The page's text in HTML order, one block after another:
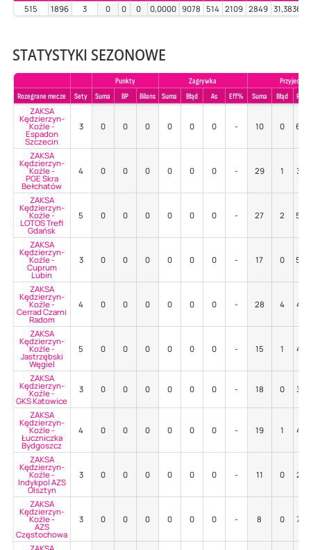
515 1896 3 0 0 0 0,0000 9078 514 2109 2849 31,3836
STATYSTYKI SEZONOWE
Punkty Zagrywka
Przyjecie
Rozegrane mecze
Sety Suma BP Bilans Suma Błąd As Eff% Suma Błąd
ZAKSA
Kędzierzyn-
Koźle -
Espadon
Szczecin
3 0 0 0 0 0 0 - 10 0
ZAKSA
Kędzierzyn-
Koźle -
PGE Skra
Bełchatów
4 0 0 0 0 0 0 - 29 1
ZAKSA
Kędzierzyn-
Koźle -
LOTOS Trefl
Gdańsk
5 0 0 0 0 0 0 - 27 2
ZAKSA
Kędzierzyn-
Koźle -
Cuprum
Lubin
3 0 0 0 0 0 0 - 17 0
ZAKSA
Kędzierzyn-
Koźle -
Cerrad Czarni
Radom
4 0 0 0 0 0 0 - 28 4
ZAKSA
Kędzierzyn-
Koźle -
Jastrzębski
Węgiel
5 0 0 0 0 0 0 - 15 1
ZAKSA
Kędzierzyn-
Koźle -
GKS Katowice
3 0 0 0 0 0 0 - 18 0
ZAKSA
Kędzierzyn-
Koźle -
Łuczniczka
Bydgoszcz
4 0 0 0 0 0 0 - 19 1
ZAKSA
Kędzierzyn-
Koźle -
Indykpol AZS
Olsztyn
3 0 0 0 0 0 0 - 11 0
ZAKSA
Kędzierzyn-
Koźle -
AZS
Częstochowa
3 0 0 0 0 0 0 - 8 0